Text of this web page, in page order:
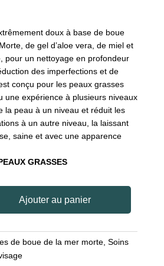
doux à base de boue
de gel d’aloe vera, de miel et
pour un nettoyage en profondeur
des imperfections et de
conçu pour les peaux grasses
une expérience à plusieurs niveaux
la peau à un niveau et réduit les
à un autre niveau, la laissant
saine et avec une apparence
GRASSES
Ajouter au panier
de boue de la mer morte, Soins